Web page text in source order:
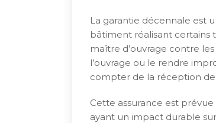
La garantie décennale est
bâtiment réalisant certains
maître d’ouvrage contre
l’ouvrage ou le rendre
compter de la réception
Cette assurance est
ayant un impact durable